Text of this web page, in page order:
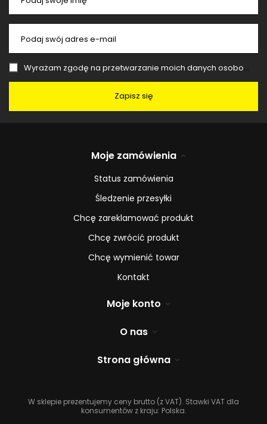
Podaj swój adres e-mail
Wyrażam zgodę na przetwarzanie moich danych osobowych (adres e-mail) na potrzeby wysyłki newslettera z informacją handlową (marketing). Więcej w
Zapisz się
Moje zamówienia
Status zamówienia
Śledzenie przesyłki
Chcę zareklamować produkt
Chcę zwrócić produkt
Chcę wymienić towar
Kontakt
Moje konto
O nas
Strona główna
W sklepie prezentujemy ceny brutto (z VAT). Stawki VAT dla
konsumentów z kraju: Polska.